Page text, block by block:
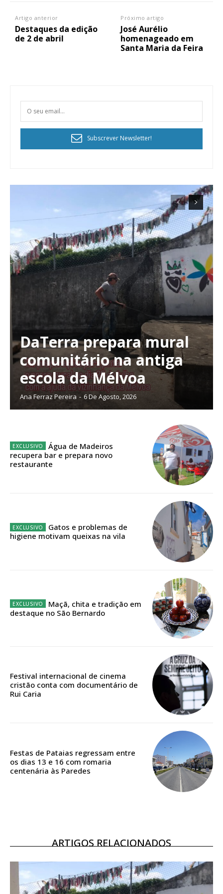
Sendo assinante terá acesso a todos os conteúdos exclusivos e versões
digitais.
ASSINATURA
IMPRESSA
32€
Edição em papel entregue à Quinta-feira em sua
Acesso ao conteúdo online
Acesso aos conteúdos Exclusivos para
assinantes
Ofertas para assinatura anual
Escolha o plano
ASSINATURA
DIGITAL ANUAL
16€
Acesso ao conteúdo online
Acesso aos conteúdos Exclusivos para
Escolha o plano
Artigo anterior
Destaques da edição
de 2 de abril
Próximo artigo
José Aurélio
homenageado em
Santa Maria da Feira
Subscrever Newsletter!
DaTerra prepara mural
comunitário na antiga
escola da Mélvoa
Ana Ferraz Pereira - 6 De Agosto, 2026
Água de Madeiros
recupera bar e prepara novo
restaurante
Gatos e problemas de
higiene motivam queixas na vila
Maçã, chita e tradição em
destaque no São Bernardo
Festival internacional de cinema
cristão conta com documentário de
Rui Caria
Festas de Pataias regressam entre
os dias 13 e 16 com romaria
centenária às Paredes
ARTIGOS RELACIONADOS